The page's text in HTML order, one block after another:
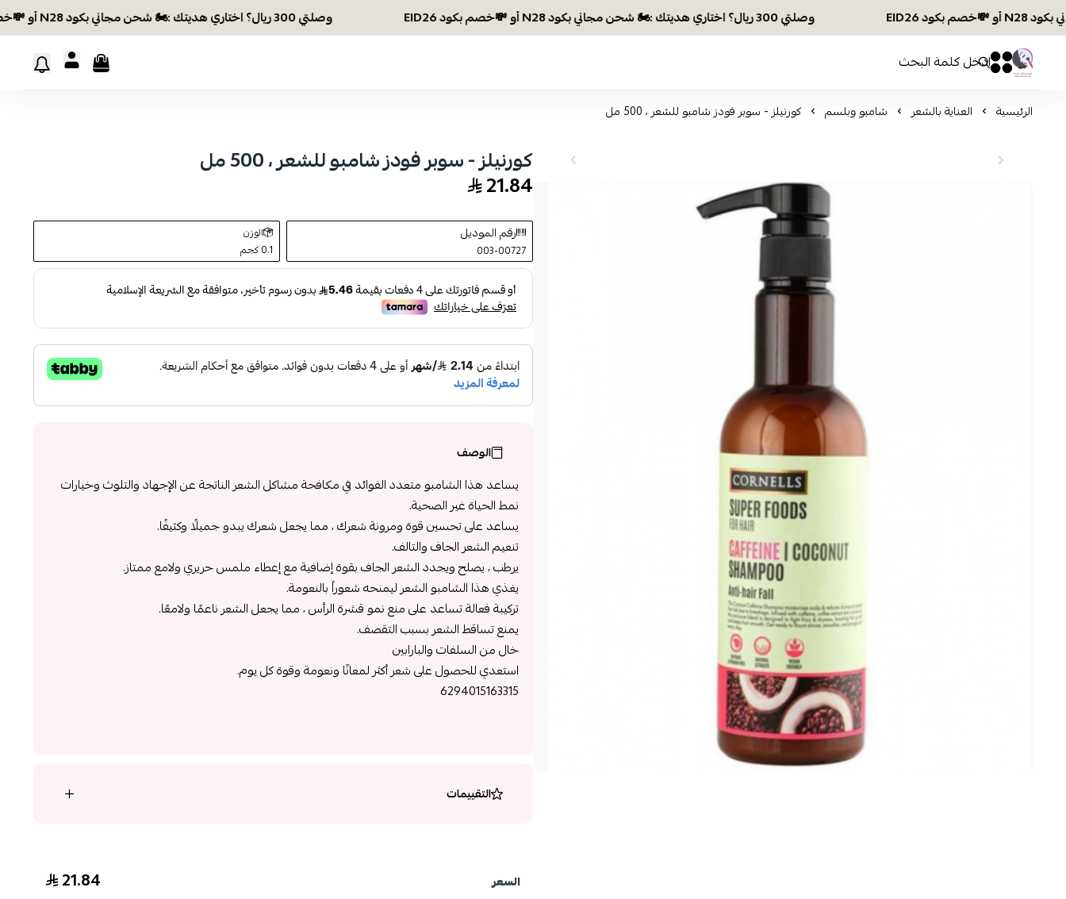
وصلتي 300 ريال؟ اختاري هديتك :🏍 شحن مجاني بكود N28 أو 💸خصم بكود EID26 وصلتي 300 ريال؟ اختاري هديتك :🏍 شحن مجاني بكود N28 أو 💸خصم بكود EID26
افكار ومخازن العناية
0 0
الرئيسية العناية بالشعر شامبو وبلسم كورنيلز - سوبر فودز شامبو للشعر ، 500 مل
كورنيلز - سوبر فودز شامبو للشعر ، 500 مل
21.84
رقم الموديل
003-00727
الوزن
0.1 كجم
الوصف
يساعد هذا الشامبو متعدد الفوائد في مكافحة مشاكل الشعر الناتجة عن الإجهاد والتلوث وخيارات
نمط الحياة غير الصحية.
يساعد على تحسين قوة ومرونة شعرك ، مما يجعل شعرك يبدو جميلًا وكثيفًا.
تنعيم الشعر الجاف والتالف.
يرطب ، يصلح ويجدد الشعر الجاف بقوة إضافية مع إعطاء ملمس حريري ولامع ممتاز.
يغذي هذا الشامبو الشعر ليمنحه شعوراً بالنعومة.
تركيبة فعالة تساعد على منع نمو قشرة الرأس ، مما يجعل الشعر ناعمًا ولامعًا.
يمنع تساقط الشعر بسبب التقصف.
خال من السلفات والبارابين
استعدي للحصول على شعر أكثر لمعانًا ونعومة وقوة كل يوم.
6294015163315
التقييمات
السعر 21.84